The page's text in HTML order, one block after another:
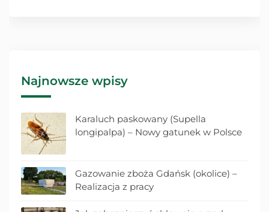
Najnowsze wpisy
Karaluch paskowany (Supella
longipalpa) – Nowy gatunek w Polsce
Gazowanie zboża Gdańsk (okolice) –
Realizacja z pracy